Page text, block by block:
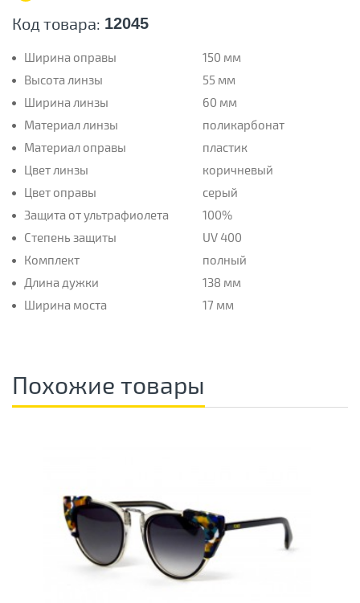
Код товара: 12045
Ширина оправы
150 мм
Высота линзы
55 мм
Ширина линзы
60 мм
Материал линзы
поликарбонат
Материал оправы
пластик
Цвет линзы
коричневый
Цвет оправы
серый
Защита от ультрафиолета
100%
Степень защиты
UV 400
Комплект
полный
Длина дужки
138 мм
Ширина моста
17 мм
Похожие товары